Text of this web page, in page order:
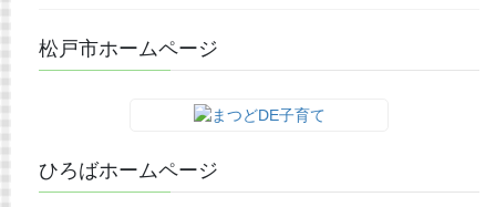
松戸市ホームページ
ひろばホームページ